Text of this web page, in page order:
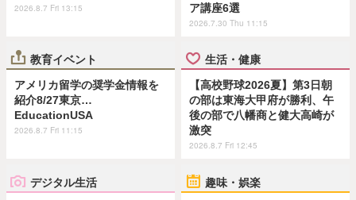
2026.8.7 Fri 13:15
ア講座6選
2026.7.30 Thu 11:15
教育イベント
アメリカ留学の奨学金情報を
紹介8/27東京…
EducationUSA
2026.8.7 Fri 11:15
生活・健康
【高校野球2026夏】第3日朝
の部は東海大甲府が勝利、午
後の部で八幡商と健大高崎が
激突
2026.8.7 Fri 12:45
デジタル生活 趣味・娯楽